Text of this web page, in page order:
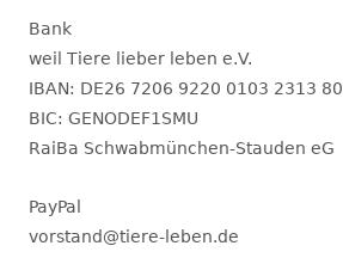
Bank
weil Tiere lieber leben e.V.
IBAN: DE26 7206 9220 0103 2313 80
BIC: GENODEF1SMU
RaiBa Schwabmünchen-Stauden eG
PayPal
vorstand@tiere-leben.de